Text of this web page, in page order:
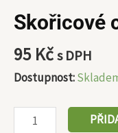
Skořicové
95 Kčs DPH
Dostupnost: